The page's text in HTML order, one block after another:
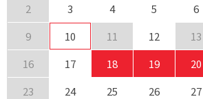
2
3 4 5 6
9
10 11 12 13
16
17 18 19 20
23
24 25 26 27